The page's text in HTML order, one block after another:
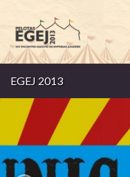
EGEJ 2013